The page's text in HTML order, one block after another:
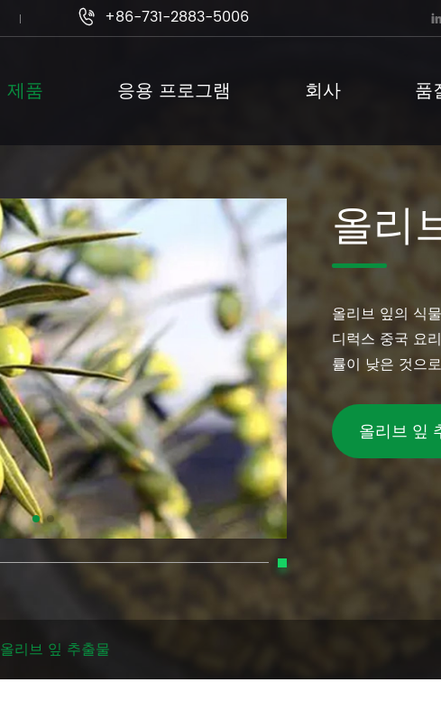
 +86-731-2883-5006 
제품 응용 프로그램 회사 품
올리
올리브 잎의 식
디럭스 중국 요
률이 낮은 것으
올리브 잎
올리브 잎 추출물